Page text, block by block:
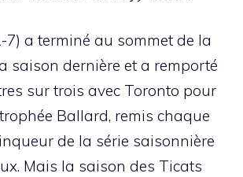
7) a terminé au sommet de la
saison dernière et a remporté
sur trois avec Toronto pour
Ballard, remis chaque
de la série saisonnière
Mais la saison des Ticats